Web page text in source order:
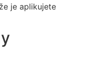
je aplikujete